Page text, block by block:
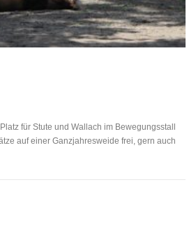
für Stute und Wallach im Bewegungsstall
auf einer Ganzjahresweide frei, gern auch